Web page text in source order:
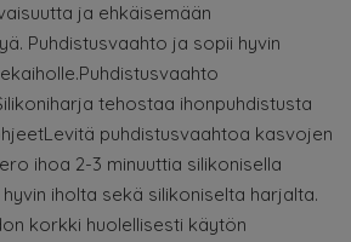
ja ehkäisemään
Puhdistusvaahto ja sopii hyvin
tehostaa ihonpuhdistusta
puhdistusvaahtoa kasvojen
ihoa 2-3 minuuttia silikonisella
iholta sekä silikoniselta harjalta.
korkki huolellisesti käytön